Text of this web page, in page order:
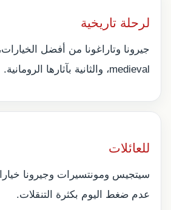
لرحلة تاريخية
جيرونا وتاراغونا من أفضل
medieval، والثانية بآثارها الرومانية.
للعائلات
سيتجيس ومونتسيرات وجيرونا
عدم ضغط اليوم بكثرة التنقلات.